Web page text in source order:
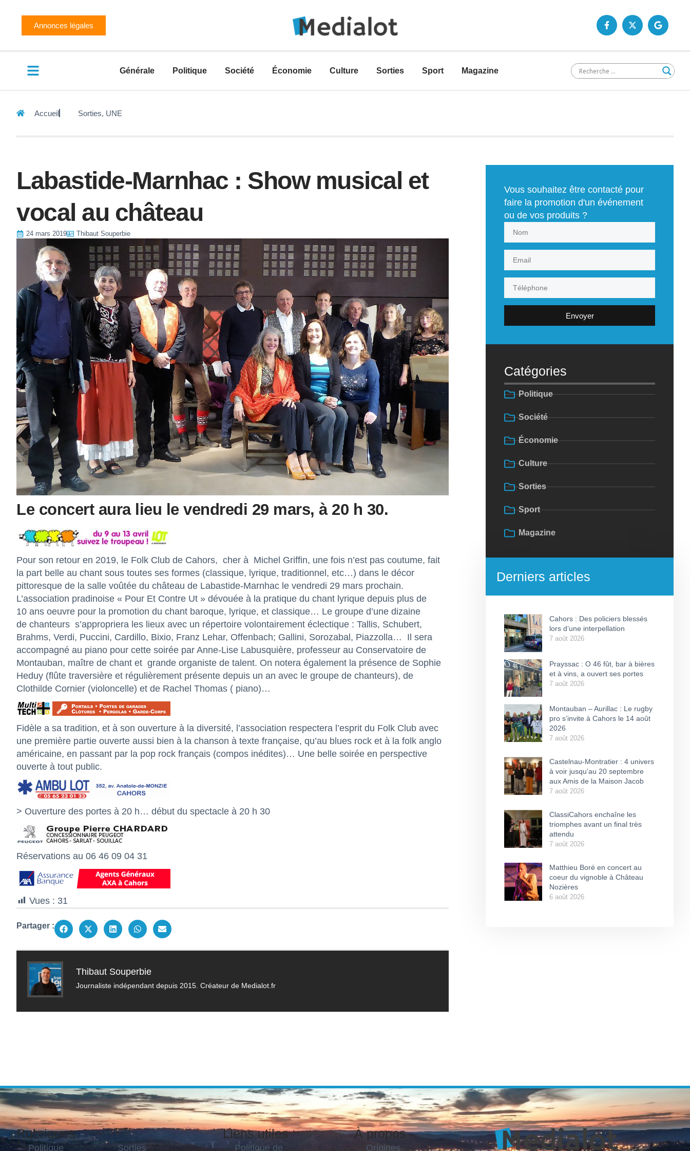
Annonces légales
Générale Politique Société Économie Culture Sorties Sport Magazine
Accueil Sorties, UNE
Labastide-Marnhac : Show musical et
vocal au château
24 mars 2019 Thibaut Souperbie
Le concert aura lieu le vendredi 29 mars, à 20 h 30.
Pour son retour en 2019, le Folk Club de Cahors, cher à Michel Griffin, une fois n’est pas coutume, fait
la part belle au chant sous toutes ses formes (classique, lyrique, traditionnel, etc…) dans le décor
pittoresque de la salle voûtée du château de Labastide-Marnhac le vendredi 29 mars prochain.
L’association pradinoise « Pour Et Contre Ut » dévouée à la pratique du chant lyrique depuis plus de
10 ans oeuvre pour la promotion du chant baroque, lyrique, et classique… Le groupe d’une dizaine
de chanteurs s’appropriera les lieux avec un répertoire volontairement éclectique : Tallis, Schubert,
Brahms, Verdi, Puccini, Cardillo, Bixio, Franz Lehar, Offenbach; Gallini, Sorozabal, Piazzolla… Il sera
accompagné au piano pour cette soirée par Anne-Lise Labusquière, professeur au Conservatoire de
Montauban, maître de chant et grande organiste de talent. On notera également la présence de Sophie
Heduy (flûte traversière et régulièrement présente depuis un an avec le groupe de chanteurs), de
Clothilde Cornier (violoncelle) et de Rachel Thomas ( piano)…
Fidèle a sa tradition, et à son ouverture à la diversité, l’association respectera l’esprit du Folk Club avec
une première partie ouverte aussi bien à la chanson à texte française, qu’au blues rock et à la folk anglo
américaine, en passant par la pop rock français (compos inédites)… Une belle soirée en perspective
ouverte à tout public.
> Ouverture des portes à 20 h… début du spectacle à 20 h 30
Réservations au 06 46 09 04 31
Vues : 31
Partager :
Thibaut Souperbie
Journaliste indépendant depuis 2015. Créateur de Medialot.fr
Vous souhaitez être contacté pour
faire la promotion d'un événement
ou de vos produits ?
Envoyer
Catégories
Politique
Société
Économie
Culture
Sorties
Sport
Magazine
Derniers articles
Cahors : Des policiers blessés
lors d’une interpellation
7 août 2026
Prayssac : O 46 fût, bar à bières
et à vins, a ouvert ses portes
7 août 2026
Montauban – Aurillac : Le rugby
pro s’invite à Cahors le 14 août
2026
7 août 2026
Castelnau-Montratier : 4 univers
à voir jusqu’au 20 septembre
aux Amis de la Maison Jacob
7 août 2026
ClassiCahors enchaîne les
triomphes avant un final très
attendu
7 août 2026
Matthieu Boré en concert au
coeur du vignoble à Château
Nozières
6 août 2026
Rubriques
Politique Sorties
Liens utiles
Politique de
À propos
Origines